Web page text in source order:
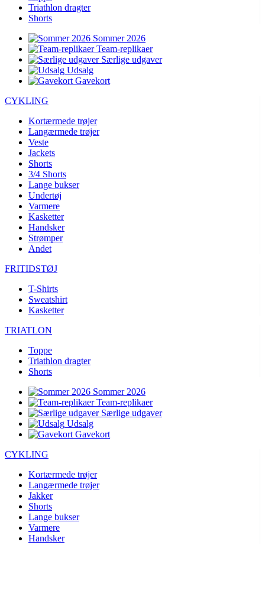
Triathlon dragter
Shorts
Sommer 2026
Team-replikaer
Særlige udgaver
Udsalg
Gavekort
CYKLING
Kortærmede trøjer
Langærmede trøjer
Veste
Jackets
Shorts
3/4 Shorts
Lange bukser
Undertøj
Varmere
Kasketter
Handsker
Strømper
Andet
FRITIDSTØJ
T-Shirts
Sweatshirt
Kasketter
TRIATLON
Toppe
Triathlon dragter
Shorts
Sommer 2026
Team-replikaer
Særlige udgaver
Udsalg
Gavekort
CYKLING
Kortærmede trøjer
Langærmede trøjer
Jakker
Shorts
Lange bukser
Varmere
Handsker